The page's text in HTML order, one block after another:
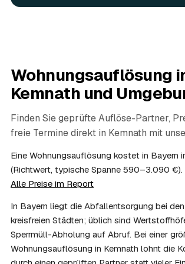
absetzbar?
In vielen Fällen ja: Als haushaltsnahe
lassen sich Arbeits- und Fahrtkosten
Steuer absetzen, bei einer Auflösung im
Umständen als Nachlassverbindlichkeit.
ordentliche Rechnung mit
genaue Anrechnung klären Sie mit Ihrem
09 Muss ich bei der
sein?
nach Schlüsselübergabe ohne Sie ab —
Sie weiter entfernt wohnen. Sie können
dabei sein, etwa um Wertsachen oder
10 Bekomme ich einen
Wohnungsauflösung
Kemnath und
Finden Sie geprüfte Auflöse-Partner,
freie Termine direkt in Kemnath mit
Eine Wohnungsauflösung kostet in Bayern
(Richtwert, typische Spanne 590–3.090 €).
Alle Preise im Report
In Bayern liegt die Abfallentsorgung bei
kreisfreien Städten; üblich sind
Sperrmüll-Abholung auf Abruf. Bei einer
Wohnungsauflösung in Kemnath lohnt die